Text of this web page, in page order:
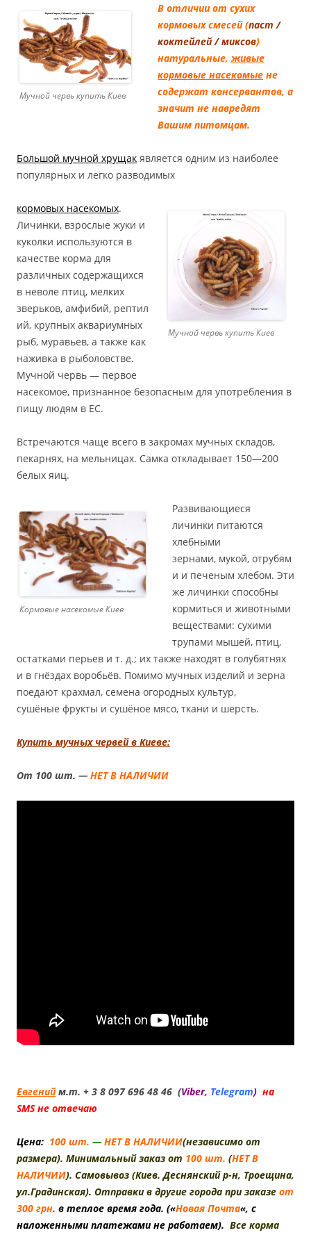
Мучной червь купить Киев
В отличии от сухих
кормовых смесей (паст /
коктейлей / миксов)
натуральные, живые
кормовые насекомые не
содержат консервантов, а
значит не навредят
Вашим питомцам.
Большой мучной хрущак является одним из наиболее
популярных и легко разводимых
Мучной червь купить Киев
кормовых насекомых.
Личинки, взрослые жуки и
куколки используются в
качестве корма для
различных содержащихся
в неволе птиц, мелких
зверьков, амфибий, рептил
ий, крупных аквариумных
рыб, муравьев, а также как
наживка в рыболовстве.
Мучной червь — первое
насекомое, признанное безопасным для употребления в
пищу людям в ЕС.
Встречаются чаще всего в закромах мучных складов,
пекарнях, на мельницах. Самка откладывает 150—200
белых яиц.
Кормовые насекомые Киев
Развивающиеся
личинки питаются
хлебными
зернами, мукой, отрубям
и и печеным хлебом. Эти
же личинки способны
кормиться и животными
веществами: сухими
трупами мышей, птиц,
остатками перьев и т. д.; их также находят в голубятнях
и в гнёздах воробьёв. Помимо мучных изделий и зерна
поедают крахмал, семена огородных культур,
сушёные фрукты и сушёное мясо, ткани и шерсть.
Купить мучных червей в Киеве:
От 100 шт. — НЕТ В НАЛИЧИИ
Евгенийм.т. + 3 8 097 696 48 46 (Viber, Telegram) на
SMS не отвечаю
Цена: 100 шт. — НЕТ В НАЛИЧИИ(независимо от
размера). Минимальный заказ от 100 шт. (НЕТ В
НАЛИЧИИ). Самовывоз (Киев. Деснянский р-н, Троещина,
ул.Градинская). Отправки в другие города при заказе от
300 грн. в теплое время года. («Новая Почта«, с
наложеннымиплатежами не работаем). Все корма